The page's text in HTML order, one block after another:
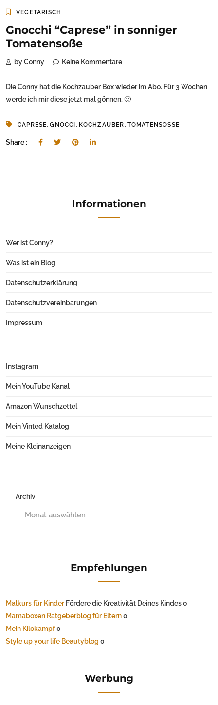
VEGETARISCH
Gnocchi “Caprese” in sonniger
Tomatensoße
by Conny Keine Kommentare
Die Conny hat die Kochzauber Box wieder im Abo. Für 3 Wochen
werde ich mir diese jetzt mal gönnen. 🙂
CAPRESE,GNOCCI , KOCHZAUBER, TOMATENSOSSE
Share :
Informationen
Wer ist Conny?
Was ist ein Blog
Datenschutzerklärung
Datenschutzvereinbarungen
Impressum
Instagram
Mein YouTube Kanal
Amazon Wunschzettel
Mein Vinted Katalog
Meine Kleinanzeigen
Archiv
Empfehlungen
Malkurs für Kinder Fördere die Kreativität Deines Kindes 0
Mamaboxen Ratgeberblog für Eltern0
Mein Kilokampf0
Style up your life Beautyblog 0
Werbung